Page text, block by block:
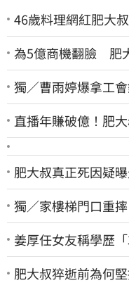
46歲料理網紅肥大
為5億商機翻臉 肥
獨／曹雨婷爆拿工
直播年賺破億！肥
肥大叔真正死因疑
獨／家樓梯門口重
姜厚任女友稱學歷
肥大叔猝逝前為何